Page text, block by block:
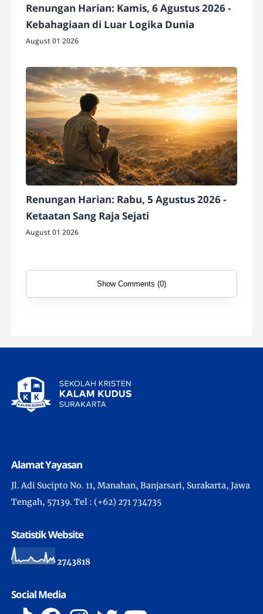
Renungan Harian: Kamis, 6 Agustus 2026 -
Kebahagiaan di Luar Logika Dunia
August 01 2026
Renungan Harian: Rabu, 5 Agustus 2026 -
Ketaatan Sang Raja Sejati
August 01 2026
Show Comments (0)
Alamat Yayasan
Jl. Adi Sucipto No. 11, Manahan, Banjarsari, Surakarta, Jawa
Tengah, 57139. Tel : (+62) 271 734735
Statistik Website
2743818
Social Media